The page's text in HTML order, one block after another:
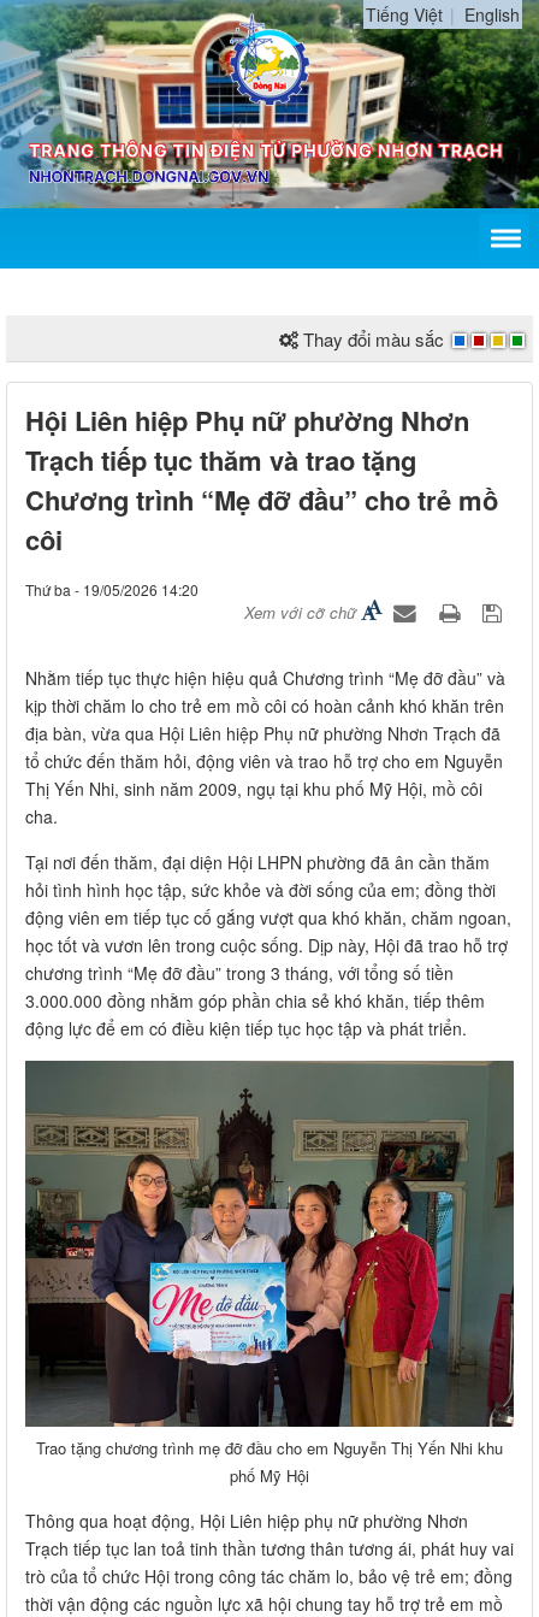
Tiếng Việt English
Thay đổi màu sắc
Hội Liên hiệp Phụ nữ phường Nhơn
Trạch tiếp tục thăm và trao tặng
Chương trình “Mẹ đỡ đầu” cho trẻ mồ
côi
Thứ ba - 19/05/2026 14:20
Xem với cỡ chữ
Nhằm tiếp tục thực hiện hiệu quả Chương trình “Mẹ đỡ đầu” và
kịp thời chăm lo cho trẻ em mồ côi có hoàn cảnh khó khăn trên
địa bàn, vừa qua Hội Liên hiệp Phụ nữ phường Nhơn Trạch đã
tổ chức đến thăm hỏi, động viên và trao hỗ trợ cho em Nguyễn
Thị Yến Nhi, sinh năm 2009, ngụ tại khu phố Mỹ Hội, mồ côi
cha.
Tại nơi đến thăm, đại diện Hội LHPN phường đã ân cần thăm
hỏi tình hình học tập, sức khỏe và đời sống của em; đồng thời
động viên em tiếp tục cố gắng vượt qua khó khăn, chăm ngoan,
học tốt và vươn lên trong cuộc sống. Dịp này, Hội đã trao hỗ trợ
chương trình “Mẹ đỡ đầu” trong 3 tháng, với tổng số tiền
3.000.000 đồng nhằm góp phần chia sẻ khó khăn, tiếp thêm
động lực để em có điều kiện tiếp tục học tập và phát triển.
Trao tặng chương trình mẹ đỡ đầu cho em Nguyễn Thị Yến Nhi khu
phố Mỹ Hội
Thông qua hoạt động, Hội Liên hiệp phụ nữ phường Nhơn
Trạch tiếp tục lan toả tinh thần tương thân tương ái, phát huy vai
trò của tổ chức Hội trong công tác chăm lo, bảo vệ trẻ em; đồng
thời vận động các nguồn lực xã hội chung tay hỗ trợ trẻ em mồ